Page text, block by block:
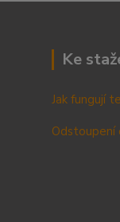
Ke
Jak fungují
Odstoupení